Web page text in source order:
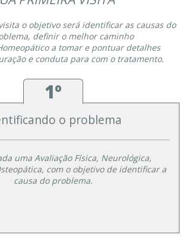
o objetivo será identificar as causas do
definir o melhor caminho
a tomar e pontuar detalhes
e conduta para com o tratamento.
1º
o problema
uma Avaliação Física, Neurológica,
com o objetivo de identificar a
causa do problema.